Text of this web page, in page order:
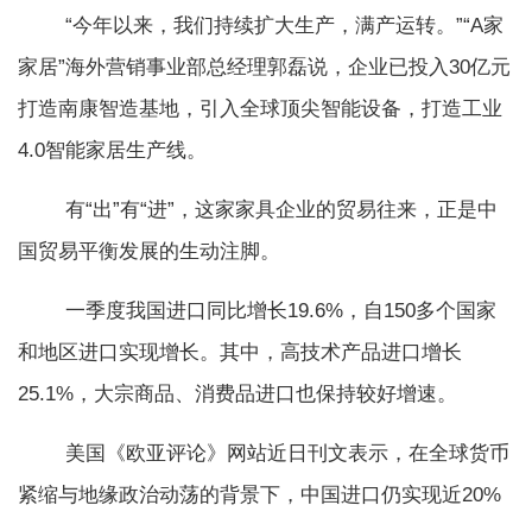
“今年以来，我们持续扩大生产，满产运转。”“A家
家居”海外营销事业部总经理郭磊说，企业已投入30亿元
打造南康智造基地，引入全球顶尖智能设备，打造工业
4.0智能家居生产线。
有“出”有“进”，这家家具企业的贸易往来，正是中
国贸易平衡发展的生动注脚。
一季度我国进口同比增长19.6%，自150多个国家
和地区进口实现增长。其中，高技术产品进口增长
25.1%，大宗商品、消费品进口也保持较好增速。
美国《欧亚评论》网站近日刊文表示，在全球货币
紧缩与地缘政治动荡的背景下，中国进口仍实现近20%